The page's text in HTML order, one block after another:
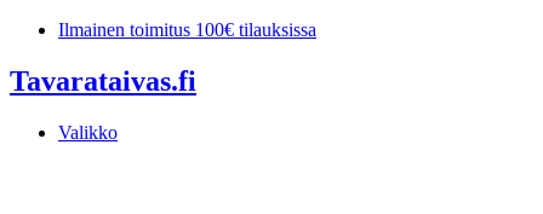
Mene
Ilmainen toimitus 100€ tilauksissa
Tavarataivas.fi
Valikko